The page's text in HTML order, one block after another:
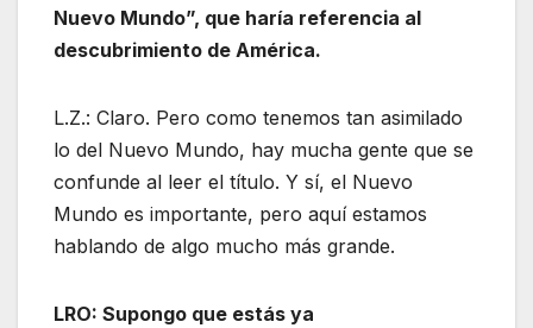
Nuevo Mundo”, que haría referencia al
descubrimiento de América.
L.Z.: Claro. Pero como tenemos tan asimilado
lo del Nuevo Mundo, hay mucha gente que se
confunde al leer el título. Y sí, el Nuevo
Mundo es importante, pero aquí estamos
hablando de algo mucho más grande.
LRO: Supongo que estás ya